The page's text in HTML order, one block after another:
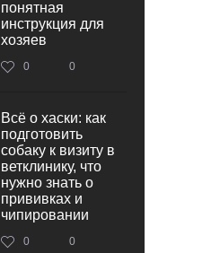
понятная
инструкция для
хозяев
0 0
Всё о хаски: как
подготовить
собаку к визиту в
ветклинику, что
нужно знать о
прививках и
чипировании
0 0